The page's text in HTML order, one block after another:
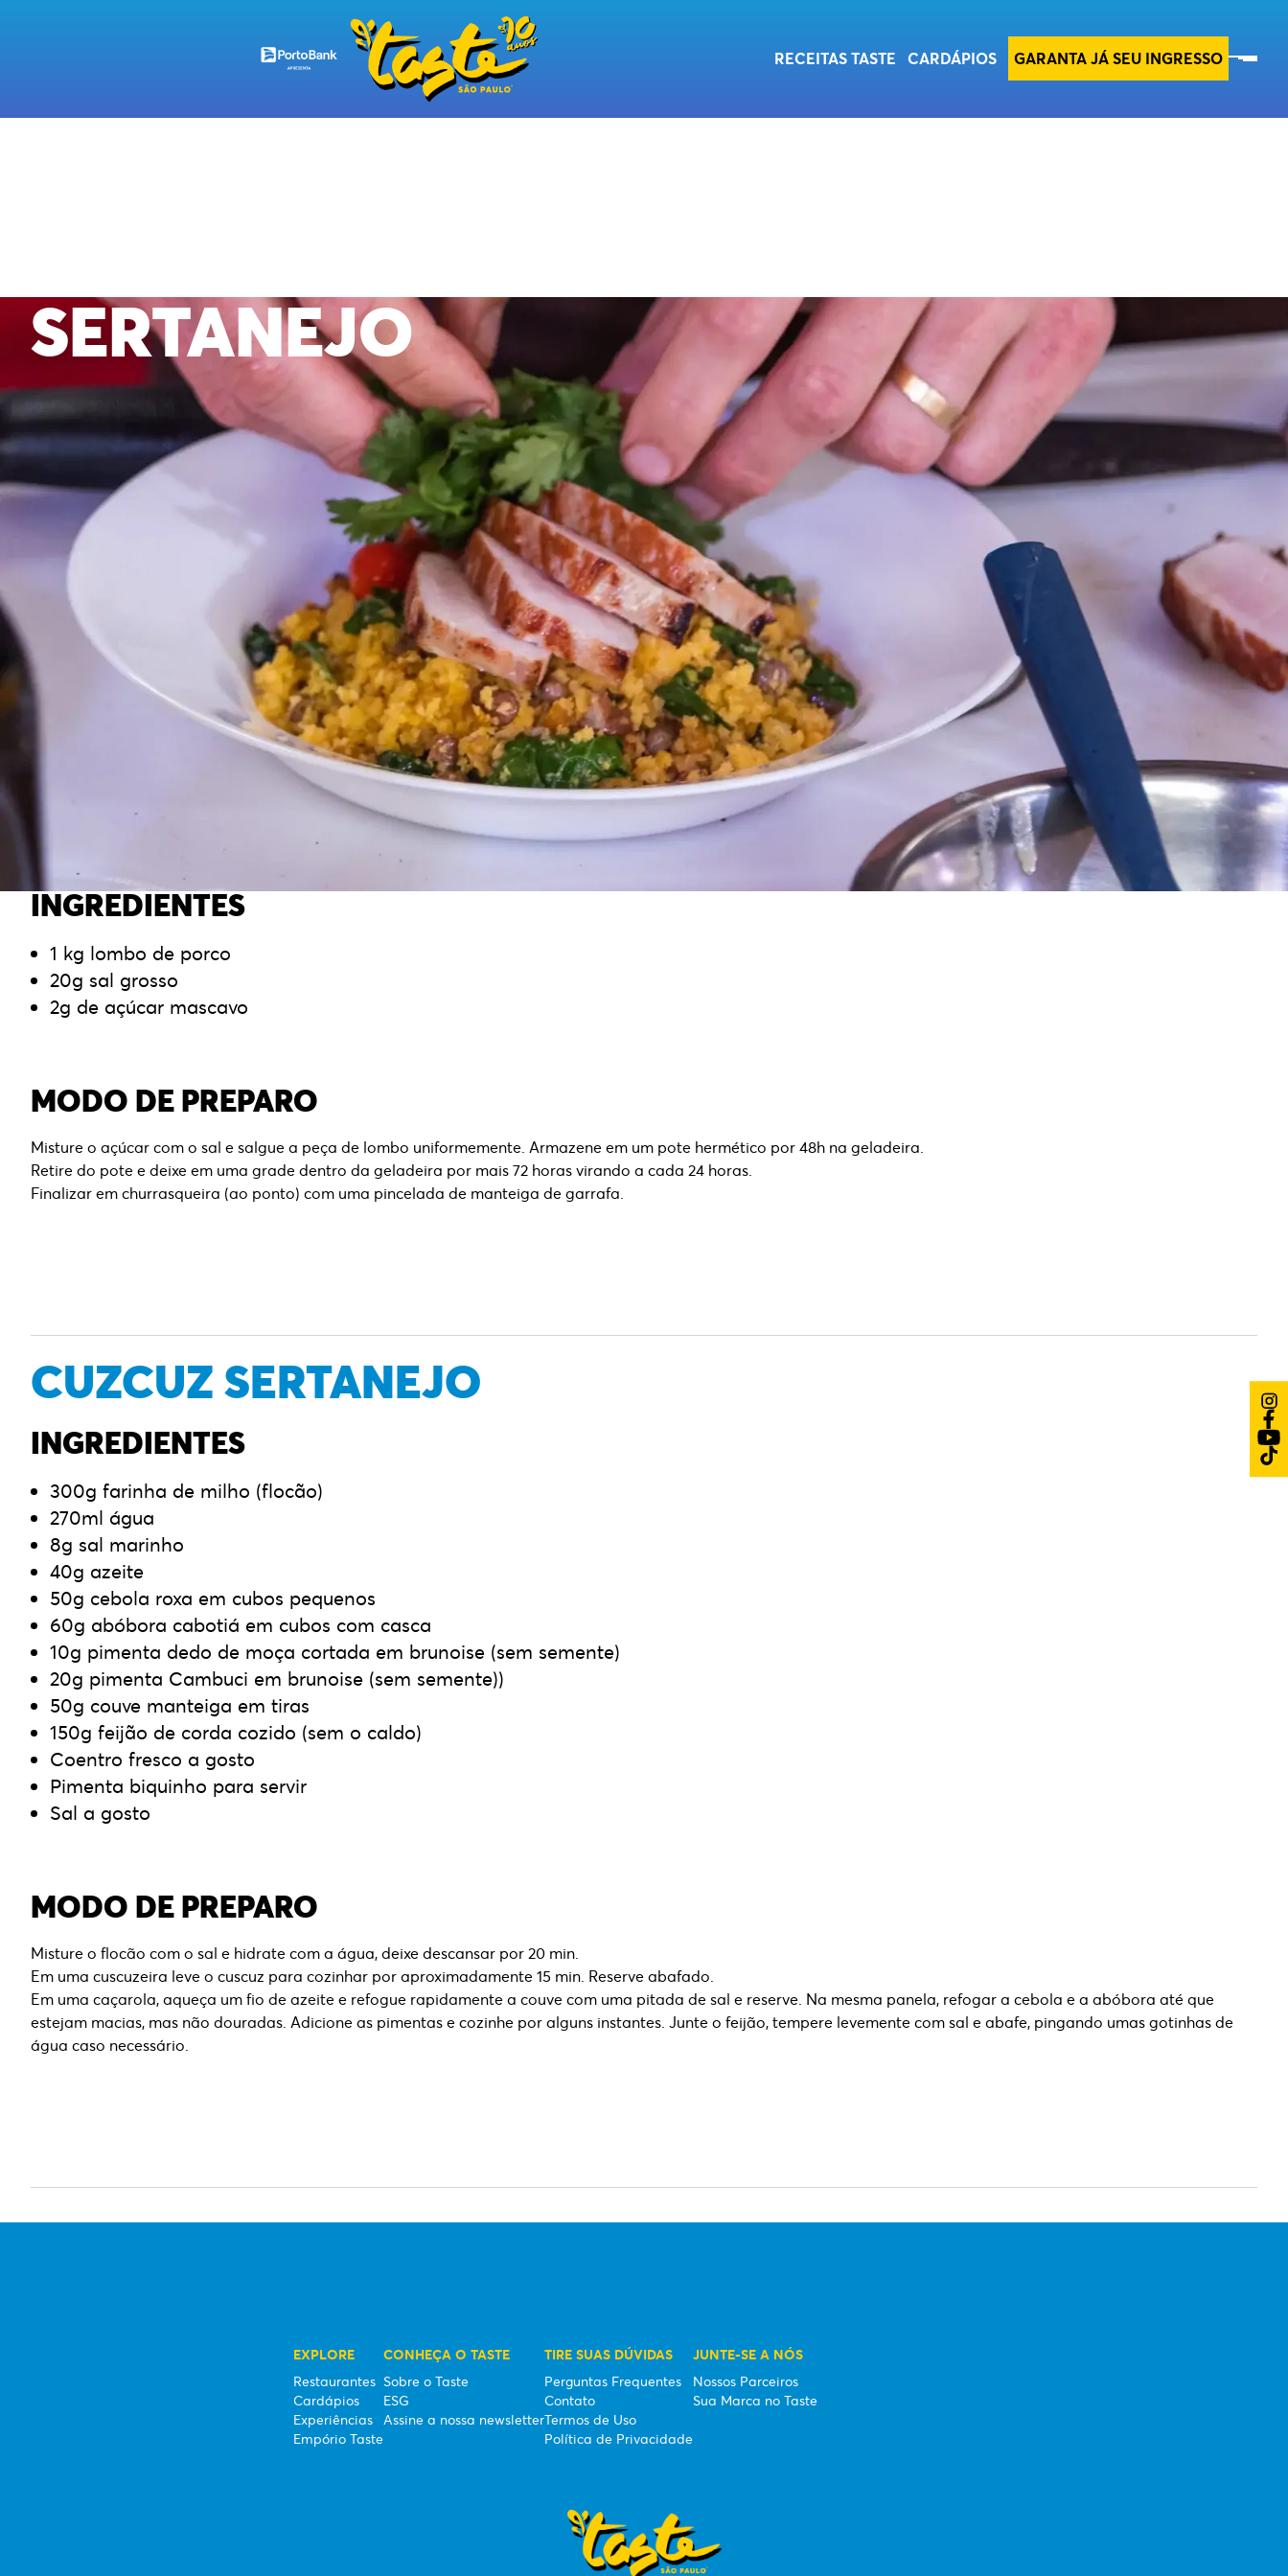
RECEITAS TASTE CARDÁPIOS GARANTA JÁ SEU INGRESSO
RESTAURANTES
SOBRE O TASTE
ESG
SERTANEJO
Compartilhe:
Receita por Rodrigo Oliveira, do Mocotó
CARNE DE SOL DE PORCO
INGREDIENTES
1 kg lombo de porco
20g sal grosso
2g de açúcar mascavo
MODO DE PREPARO
Misture o açúcar com o sal e salgue a peça de lombo uniformemente. Armazene em um pote hermético por 48h na geladeira.
Retire do pote e deixe em uma grade dentro da geladeira por mais 72 horas virando a cada 24 horas.
Finalizar em churrasqueira (ao ponto) com uma pincelada de manteiga de garrafa.
CUZCUZ SERTANEJO
INGREDIENTES
300g farinha de milho (flocão)
270ml água
8g sal marinho
40g azeite
50g cebola roxa em cubos pequenos
60g abóbora cabotiá em cubos com casca
10g pimenta dedo de moça cortada em brunoise (sem semente)
20g pimenta Cambuci em brunoise (sem semente))
50g couve manteiga em tiras
150g feijão de corda cozido (sem o caldo)
Coentro fresco a gosto
Pimenta biquinho para servir
Sal a gosto
MODO DE PREPARO
Misture o flocão com o sal e hidrate com a água, deixe descansar por 20 min.
Em uma cuscuzeira leve o cuscuz para cozinhar por aproximadamente 15 min. Reserve abafado.
Em uma caçarola, aqueça um fio de azeite e refogue rapidamente a couve com uma pitada de sal e reserve. Na mesma panela, refogar a cebola e a abóbora até que
estejam macias, mas não douradas. Adicione as pimentas e cozinhe por alguns instantes. Junte o feijão, tempere levemente com sal e abafe, pingando umas gotinhas de
água caso necessário.
EXPLORE
Restaurantes
Cardápios
Experiências
Empório Taste
CONHEÇA O TASTE
Sobre o Taste
ESG
Assine a nossa newsletter
TIRE SUAS DÚVIDAS
Perguntas Frequentes
Contato
Termos de Uso
Política de Privacidade
JUNTE-SE A NÓS
Nossos Parceiros
Sua Marca no Taste